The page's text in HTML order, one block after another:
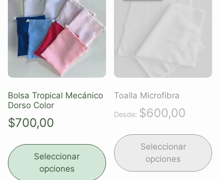
Bolsa Tropical Mecánico
Dorso Color
$700,00
Seleccionar
opciones
Toalla Microfibra
Desde: $600,00
Seleccionar
opciones